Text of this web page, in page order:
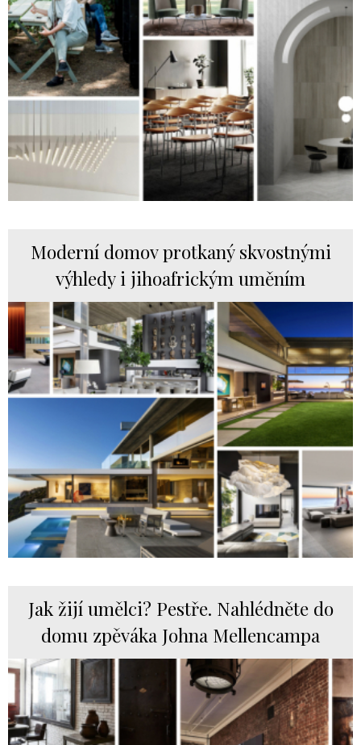
Moderní domov protkaný skvostnými
výhledy i jihoafrickým uměním
Jak žijí umělci? Pestře. Nahlédněte do
domu zpěváka Johna Mellencampa